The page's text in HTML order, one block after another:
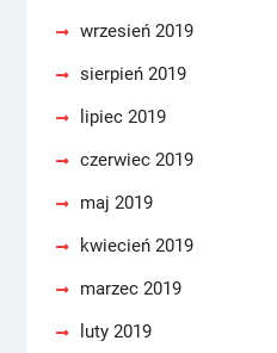
wrzesień 2019
sierpień 2019
lipiec 2019
czerwiec 2019
maj 2019
kwiecień 2019
marzec 2019
luty 2019